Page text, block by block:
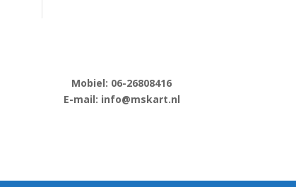
Mobiel: 06-26808416
E-mail: info@mskart.nl